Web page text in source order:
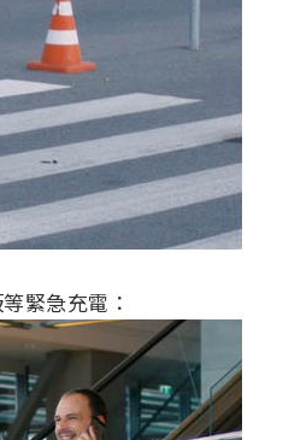
緊急充電：